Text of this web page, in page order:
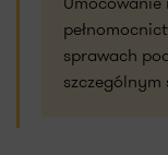
sprawach
szczególnym